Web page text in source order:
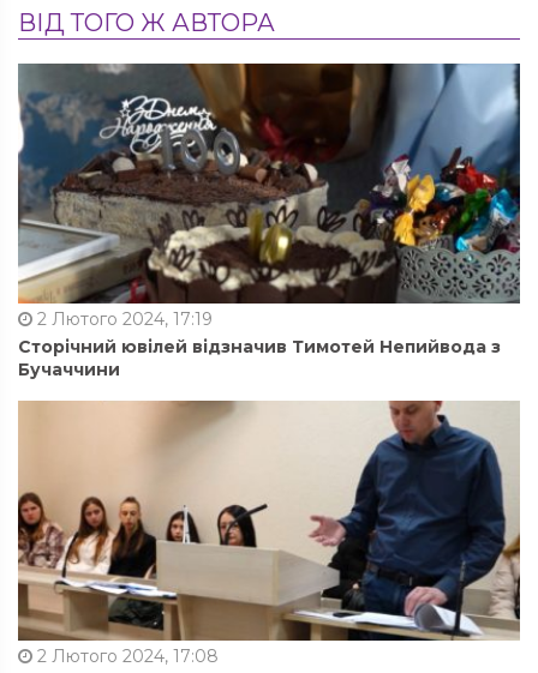
ВІД ТОГО Ж АВТОРА
2 Лютого 2024, 17:19
Сторічний ювілей відзначив Тимотей Непийвода з
Бучаччини
2 Лютого 2024, 17:08